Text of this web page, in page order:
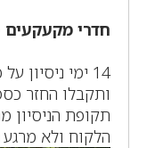
חדרי מקעקעים
14 ימי
ותקבלו החזר
תקופת הניסיון
הלקוח ולא